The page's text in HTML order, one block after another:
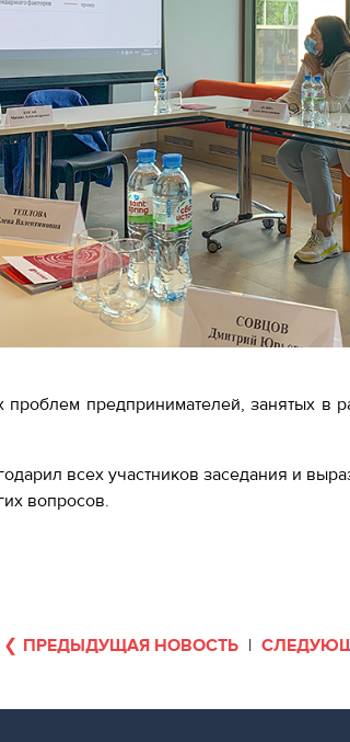
предпринимателей, занятых в
всех участников заседания и
вопросов.
ПРЕДЫДУЩАЯ НОВОСТЬ |